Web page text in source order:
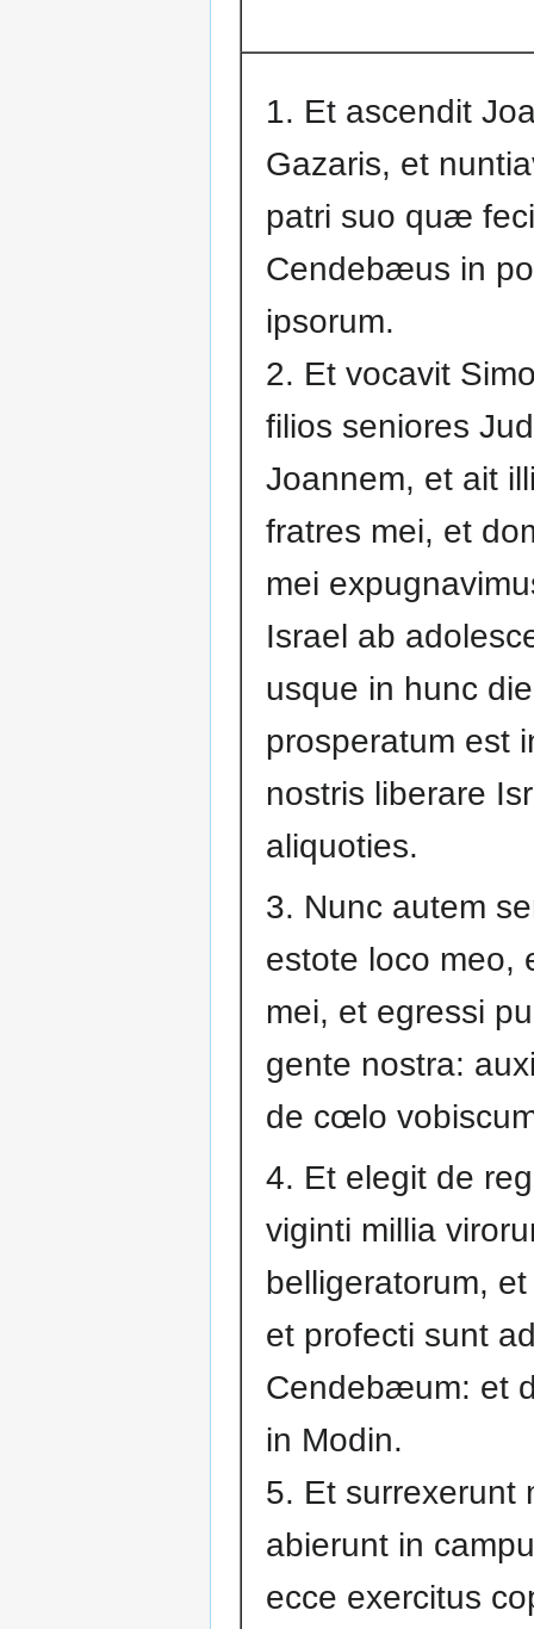
1. Et ascendit
Gazaris, et
patri suo quæ
Cendebæus in
ipsorum.
2. Et vocavit
filios seniores
Joannem, et ait
fratres mei, et
mei
Israel ab
usque in hunc
prosperatum est
nostris liberare
aliquoties.
3. Nunc autem
estote loco meo,
mei, et egressi
gente nostra:
de cœlo
4. Et elegit de
viginti millia
belligeratorum,
et profecti sunt
Cendebæum: et
in Modin.
5. Et surrexerunt
abierunt in
ecce exercitus